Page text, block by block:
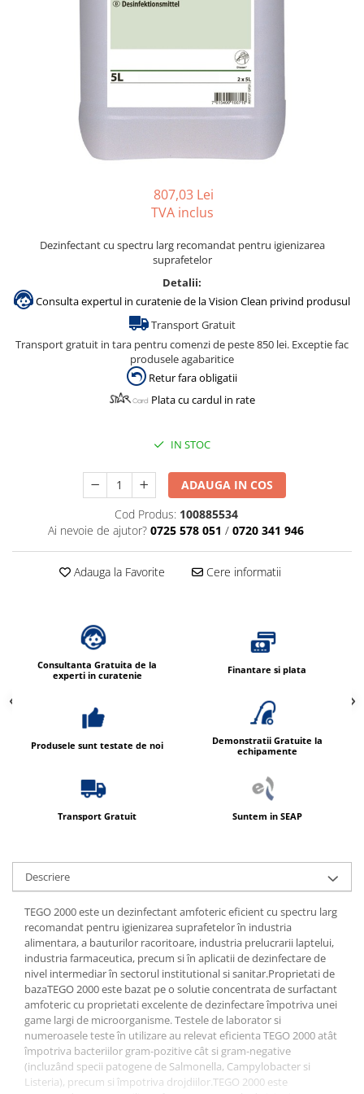
807,03 Lei
TVA inclus
Dezinfectant cu spectru larg recomandat pentru igienizarea
suprafetelor
Detalii:
Consulta expertul in curatenie de la Vision Clean privind produsul
Transport Gratuit
Transport gratuit in tara pentru comenzi de peste 850 lei. Exceptie fac
produsele agabaritice
Retur fara obligatii
Plata cu cardul in rate
IN STOC
ADAUGA IN COS
Cod Produs: 100885534
Ai nevoie de ajutor? 0725 578 051 / 0720 341 946
Adauga la Favorite Cere informatii
Consultanta Gratuita de la
experti in curatenie
Finantare si plata
Produsele sunt testate de noi
Demonstratii Gratuite la
echipamente
Transport Gratuit Suntem in SEAP
Descriere
TEGO 2000 este un dezinfectant amfoteric eficient cu spectru larg
recomandat pentru igienizarea suprafetelor în industria
alimentara, a bauturilor racoritoare, industria prelucrarii laptelui,
industria farmaceutica, precum si în aplicatii de dezinfectare de
nivel intermediar în sectorul institutional si sanitar.Proprietati de
bazaTEGO 2000 este bazat pe o solutie concentrata de surfactant
amfoteric cu proprietati excelente de dezinfectare împotriva unei
game largi de microorganisme. Testele de laborator si
numeroasele teste în utilizare au relevat eficienta TEGO 2000 atât
împotriva bacteriilor gram-pozitive cât si gram-negative
(incluzând specii patogene de Salmonella, Campylobacter si
Listeria), precum si împotriva drojdiilor.TEGO 2000 este